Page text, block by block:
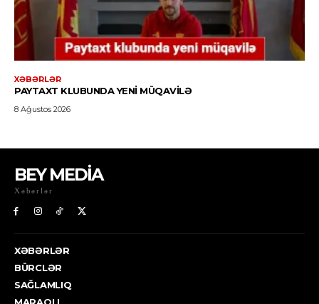
BEY MEDİA
Xəbərlər
XƏBƏRLƏR
BÜRCLƏR
SAĞLAMLIQ
MARAQLI